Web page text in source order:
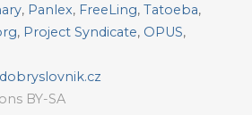
, Panlex, FreeLing, Tatoeba,
, Project Syndicate, OPUS,
BY-SA